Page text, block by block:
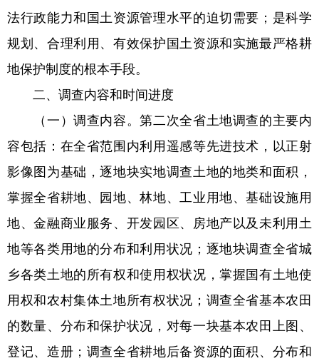
法行政能力和国土资源管理水平的迫切需要；是科学
规划、合理利用、有效保护国土资源和实施最严格耕
地保护制度的根本手段。
二、调查内容和时间进度
（一）调查内容。第二次全省土地调查的主要内
容包括：在全省范围内利用遥感等先进技术，以正射
影像图为基础，逐地块实地调查土地的地类和面积，
掌握全省耕地、园地、林地、工业用地、基础设施用
地、金融商业服务、开发园区、房地产以及未利用土
地等各类用地的分布和利用状况；逐地块调查全省城
乡各类土地的所有权和使用权状况，掌握国有土地使
用权和农村集体土地所有权状况；调查全省基本农田
的数量、分布和保护状况，对每一块基本农田上图、
登记、造册；调查全省耕地后备资源的面积、分布和